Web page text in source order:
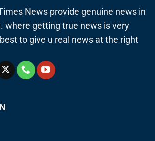
News provide genuine news in
where getting true news is very
to give u real news at the right